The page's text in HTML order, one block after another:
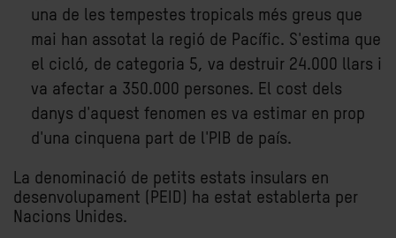
una de les tempestes tropicals més greus que
mai han assotat la regió de Pacífic. S'estima que
el cicló, de categoria 5, va destruir 24.000 llars i
va afectar a 350.000 persones. El cost dels
danys d'aquest fenomen es va estimar en prop
d'una cinquena part de l'PIB de país.
La denominació de petits estats insulars en
desenvolupament (PEID) ha estat establerta per
Nacions Unides.